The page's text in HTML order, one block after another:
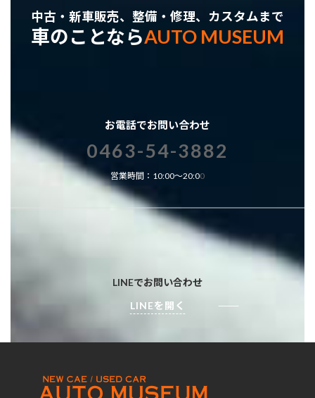
中古・新車販売、整備・修理、カスタムまで
車のことならAUTO MUSEUM
お電話でお問い合わせ
0463-54-3882
営業時間：10:00～20:00
LINEでお問い合わせ
LINEを開く